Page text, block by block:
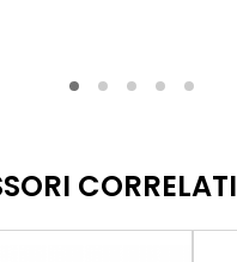
CORRELATI